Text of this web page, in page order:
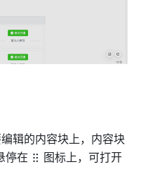
辑的内容块上，内容块
停在